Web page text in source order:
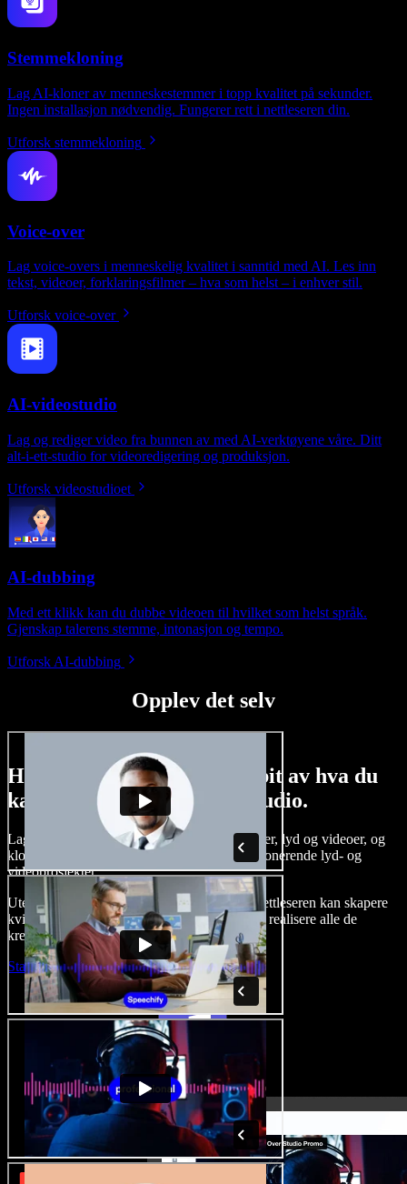
Stemmekloning
Lag AI-kloner av menneskestemmer i topp kvalitet på sekunder.
Ingen installasjon nødvendig. Fungerer rett i nettleseren din.
Utforsk stemmekloning
Voice-over
Lag voice-overs i menneskelig kvalitet i sanntid med AI. Les inn
tekst, videoer, forklaringsfilmer – hva som helst – i enhver stil.
Utforsk voice-over
AI-videostudio
Lag og rediger video fra bunnen av med AI-verktøyene våre. Ditt
alt-i-ett-studio for videoredigering og produksjon.
Utforsk videostudioet
AI-dubbing
Med ett klikk kan du dubbe videoen til hvilket som helst språk.
Gjenskap talerens stemme, intonasjon og tempo.
Utforsk AI-dubbing
Opplev det selv
Her er bare en liten smakebit av hva du
kan gjøre med Speechify Studio.
Lag voice-overs, legg til royaltyfrie stockbilder, lyd og videoer, og
klon stemmen din for å skape komplette, imponerende lyd- og
videoprosjekter.
Uten læringskurve og med alt tilgjengelig i nettleseren kan skapere
kvitte seg med tradisjonelle begrensninger og realisere alle de
kreative ideene sine.
Start Studio